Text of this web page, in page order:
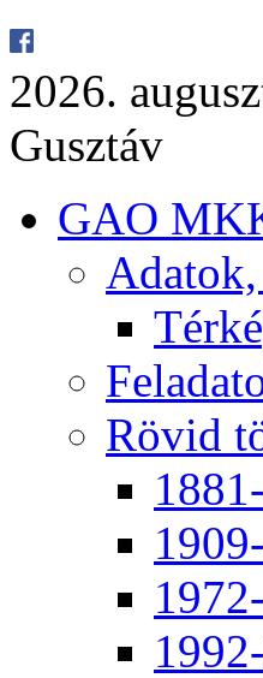
2026.
Gusz­táv
GAO
Rö­vid